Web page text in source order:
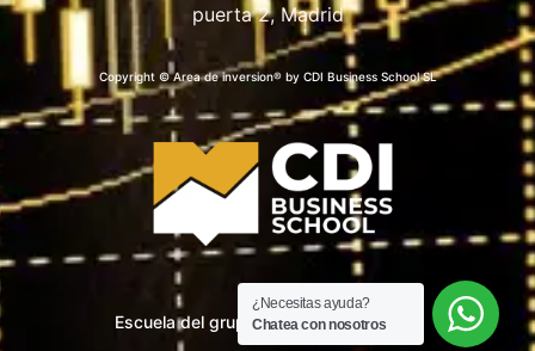
puerta 2, Madrid
Copyright © Area de inversion® by CDI Business School SL
Escuela del grupo CDI Business School
¿Necesitas ayuda?
Chatea con nosotros